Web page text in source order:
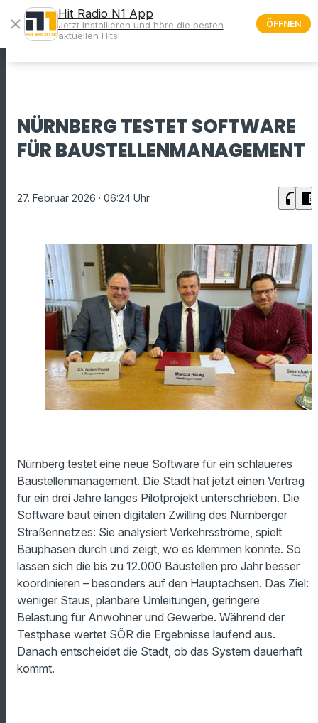
menu
NÜRNBERG TESTET SOFTWARE
FÜR BAUSTELLENMANAGEMENT
27. Februar 2026 · 06:24 Uhr headphones chrome_reader_mode
Nürnberg testet eine neue Software für ein schlaueres
Baustellenmanagement. Die Stadt hat jetzt einen Vertrag
für ein drei Jahre langes Pilotprojekt unterschrieben. Die
Software baut einen digitalen Zwilling des Nürnberger
Straßennetzes: Sie analysiert Verkehrsströme, spielt
Bauphasen durch und zeigt, wo es klemmen könnte. So
lassen sich die bis zu 12.000 Baustellen pro Jahr besser
koordinieren – besonders auf den Hauptachsen. Das Ziel:
weniger Staus, planbare Umleitungen, geringere
Belastung für Anwohner und Gewerbe. Während der
Testphase wertet SÖR die Ergebnisse laufend aus.
Danach entscheidet die Stadt, ob das System dauerhaft
kommt.
close
Hit Radio N1 App
Jetzt installieren und höre die besten
aktuellen Hits!
ÖFFNEN